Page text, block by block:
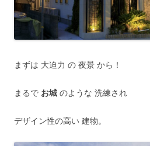
まずは 大迫力 の 夜景 から！
まるで お城 のような 洗練され
デザイン性の高い 建物。